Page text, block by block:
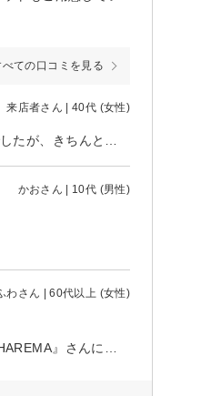
べての口コミを見る
来店者さん | 40代 (女性)
かおさん | 10代 (男性)
わさん | 60代以上 (女性)